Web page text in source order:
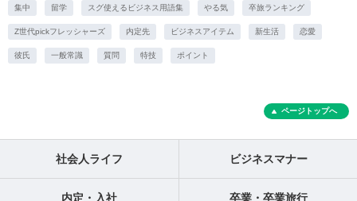
集中 留学 スグ使えるビジネス用語集 やる気 卒旅ランキング
Z世代pickフレッシャーズ 内定先 ビジネスアイテム 新生活 恋愛
彼氏 一般常識 質問 特技 ポイント
ページトップへ
社会人ライフ ビジネスマナー
内定・入社 卒業・卒業旅行